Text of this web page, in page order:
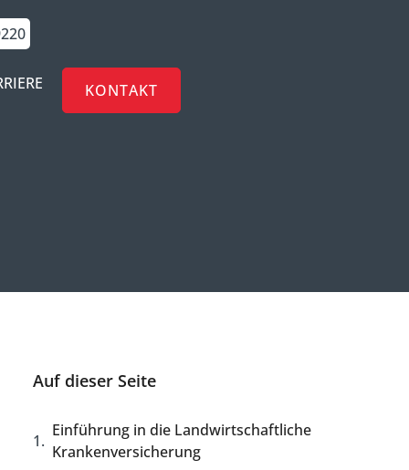
KONTAKT
Auf dieser Seite
Einführung in die Landwirtschaftliche
Krankenversicherung